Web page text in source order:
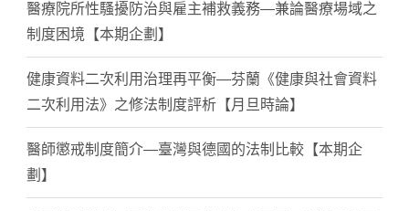
醫療院所性騷擾防治與雇主補救義務—兼論醫療場域之
制度困境【本期企劃】
健康資料二次利用治理再平衡—芬蘭《健康與社會資料
二次利用法》之修法制度評析【月旦時論】
醫師懲戒制度簡介—臺灣與德國的法制比較【本期企
劃】